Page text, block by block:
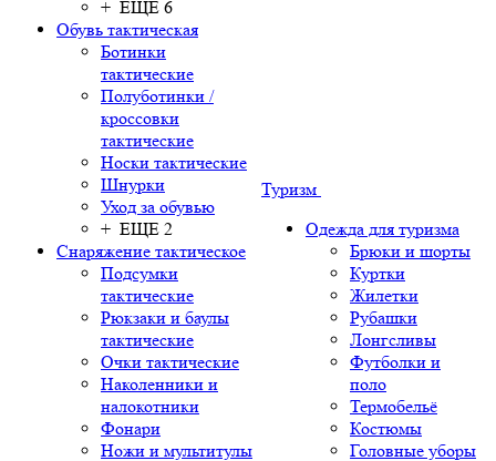
+ ЕЩЕ 6
Обувь тактическая
Ботинки
тактические
Полуботинки /
кроссовки
тактические
Носки тактические
Шнурки
Уход за обувью
+ ЕЩЕ 2
Снаряжение тактическое
Подсумки
тактические
Рюкзаки и баулы
тактические
Очки тактические
Наколенники и
налокотники
Фонари
Ножи и мультитулы
Туризм
Одежда для туризма
Брюки и шорты
Куртки
Жилетки
Рубашки
Лонгсливы
Футболки и
поло
Термобельё
Костюмы
Головные уборы